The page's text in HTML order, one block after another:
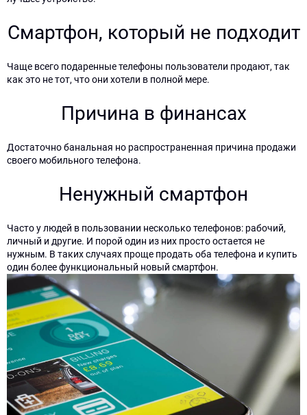
Смартфон, который не подходит
Чаще всего подаренные телефоны пользователи продают, так
как это не тот, что они хотели в полной мере.
Причина в финансах
Достаточно банальная но распространенная причина продажи
своего мобильного телефона.
Ненужный смартфон
Часто у людей в пользовании несколько телефонов: рабочий,
личный и другие. И порой один из них просто остается не
нужным. В таких случаях проще продать оба телефона и купить
один более функциональный новый смартфон.
×Заполните
форму
мы
Вами
свяжемся!
×Заполните
форму
мы
Вами
свяжемся!
×
Ваша
заявка
принята!
менеджер
×
404.
Форма
не
отправлена